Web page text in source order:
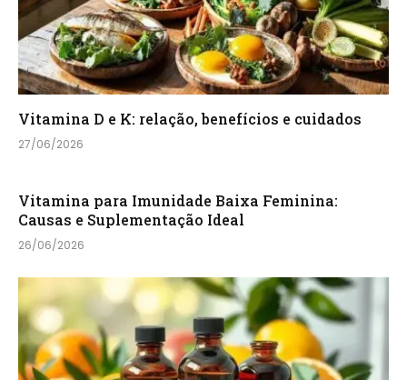
Vitamina D e K: relação, benefícios e cuidados
27/06/2026
Vitamina para Imunidade Baixa Feminina:
Causas e Suplementação Ideal
26/06/2026